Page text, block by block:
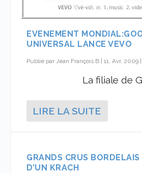
EVENEMENT
UNIVERSAL LANCE VEVO
Publié par Jean François B |11, Avr, 2009
La filiale de
LIRE LA SUITE
GRANDS CRUS BORDELAIS
D’UN KRACH